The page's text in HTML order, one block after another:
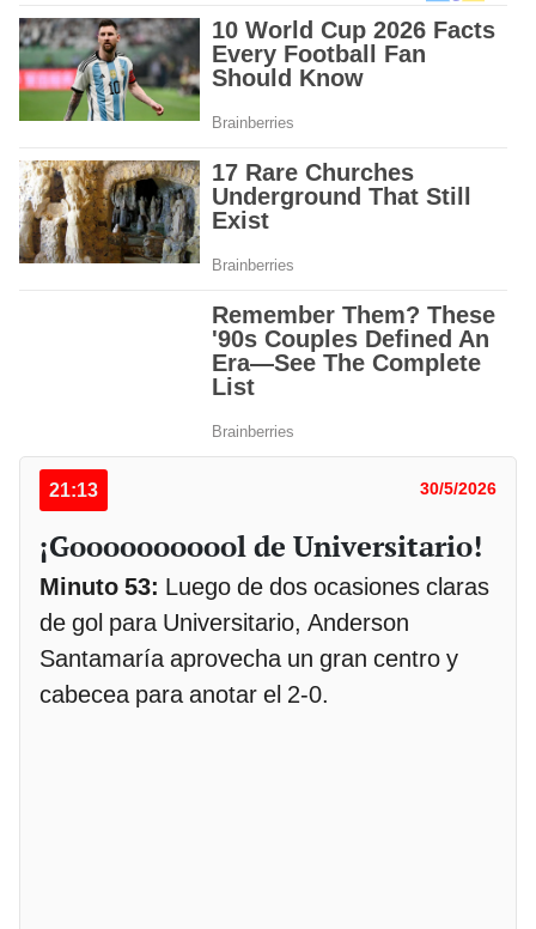
21:13 30/5/2026
¡Gooooooooool de Universitario!
Minuto 53: Luego de dos ocasiones claras
de gol para Universitario, Anderson
Santamaría aprovecha un gran centro y
cabecea para anotar el 2-0.